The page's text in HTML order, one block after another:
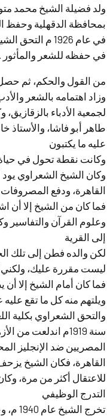
بمحافظة الدقهلية وحفظ
في عام 1926 م
في حفظه للشعر والمأثور .
وزاد اهتمامه بالشعر
لجمعية الأدباء
طاهر أبو فاشا، والأستاذ
عليه ما يكتبون
وكانت نقطة تحول في حياة
وكان الشيخ الشعراوي
القاهرة، ودفع
فما كان من الشيخ إلا أن
وعلوم القرآن والتفاسير
إلى القرية
لكن والده فطن إلى تلك
ليست مقررة عليك، ولكني
فما كان أمام الشيخ إلا
ويلتهم منه كل ما تقع عليه
سنة 1919م
المصريين ضد الإنجليز
القاهرة، فكان الشيخ
للاعتقال أكثر من مرة، وكان
التدرج الوظيفي
تخرج الشيخ عام 1940 م، وحصل على العالمية مع إجازة التدريس عام 1943م